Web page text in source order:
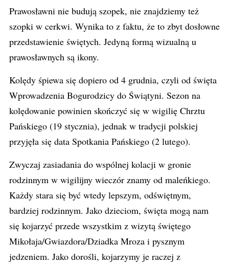
Prawosławni nie budują szopek, nie znajdziemy też
szopki w cerkwi. Wynika to z faktu, że to zbyt dosłowne
przedstawienie świętych. Jedyną formą wizualną u
prawosławnych są ikony.
Kolędy śpiewa się dopiero od 4 grudnia, czyli od święta
Wprowadzenia Bogurodzicy do Świątyni. Sezon na
kolędowanie powinien skończyć się w wigilię Chrztu
Pańskiego (19 stycznia), jednak w tradycji polskiej
przyjęła się data Spotkania Pańskiego (2 lutego).
Zwyczaj zasiadania do wspólnej kolacji w gronie
rodzinnym w wigilijny wieczór znamy od maleńkiego.
Każdy stara się być wtedy lepszym, odświętnym,
bardziej rodzinnym. Jako dzieciom, święta mogą nam
się kojarzyć przede wszystkim z wizytą świętego
Mikołaja/Gwiazdora/Dziadka Mroza i pysznym
jedzeniem. Jako dorośli, kojarzymy je raczej z